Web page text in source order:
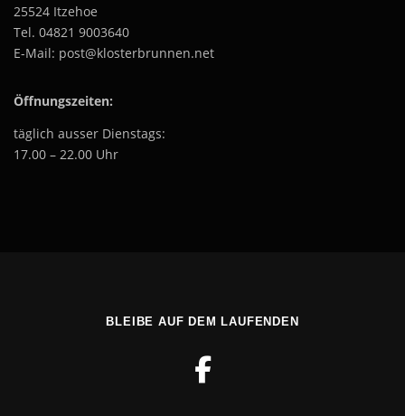
25524 Itzehoe
Tel. 04821 9003640
E-Mail: post@klosterbrunnen.net
Öffnungszeiten:
täglich ausser Dienstags:
17.00 – 22.00 Uhr
BLEIBE AUF DEM LAUFENDEN